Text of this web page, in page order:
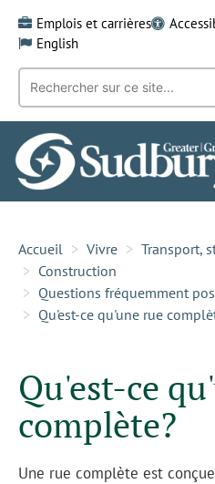
content
Emplois et carrières
English
Recherche
mot-
clé:
Accueil Vivre
Transport,
Construction
Questions fréquemment
Qu'est-ce qu'une rue
Qu'est-ce
complète?
Une rue complète est